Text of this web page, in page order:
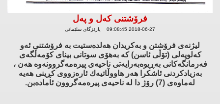
فرۆشتنی كه‌ل و په‌ل
2018-06-27 09:08:45 پارێزگای سلێمانی
لیژنه‌ی فرۆشتن و به‌كریدان هه‌لده‌ستیت به‌ فرۆشتنی ئه‌و
كه‌لوپه‌لی (تۆڵی ئاسن) كه‌ به‌هۆی سوتانی بینای كۆمه‌ڵگه‌ی
فه‌رمانگه‌كانی به‌ڕیوه‌به‌رایه‌تی ناحیه‌ی پیره‌مه‌گروونه‌وه‌ هه‌ن ،
به‌زیادكردنی ئاشكرا هه‌ر هاووڵاتیه‌ك ئاره‌زووی كڕینی هه‌یه‌
له‌ماوه‌ی (7) رۆژ دا له‌ ناحیه‌ی پیره‌مه‌گروون ئاماده‌بن.